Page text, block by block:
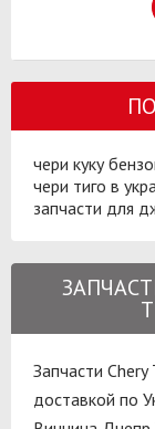
чери куку
чери тиго в
запчасти для
Запчасти
доставкой по